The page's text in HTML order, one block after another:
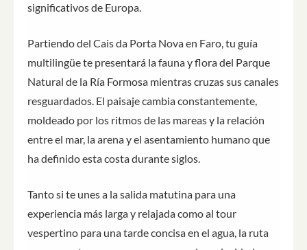
significativos de Europa.
Partiendo del Cais da Porta Nova en Faro, tu guía
multilingüe te presentará la fauna y flora del Parque
Natural de la Ría Formosa mientras cruzas sus canales
resguardados. El paisaje cambia constantemente,
moldeado por los ritmos de las mareas y la relación
entre el mar, la arena y el asentamiento humano que
ha definido esta costa durante siglos.
Tanto si te unes a la salida matutina para una
experiencia más larga y relajada como al tour
vespertino para una tarde concisa en el agua, la ruta